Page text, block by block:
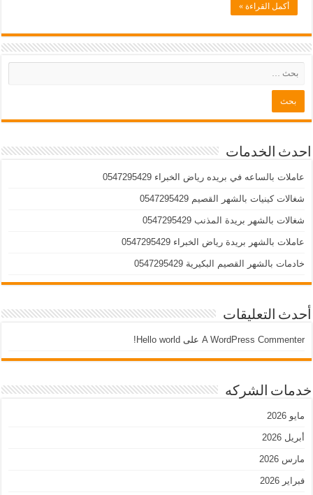
أكمل القراءة »
احدث الخدمات
عاملات بالساعه في بريده رياض الخبراء 0547295429
شغالات كينيات بالشهر القصيم 0547295429
شغالات بالشهر بريدة المذنب 0547295429
عاملات بالشهر بريدة رياض الخبراء 0547295429
خادمات بالشهر القصيم البكيرية 0547295429
أحدث التعليقات
A WordPress Commenter على Hello world!
خدمات الشركه
مايو 2026
أبريل 2026
مارس 2026
فبراير 2026